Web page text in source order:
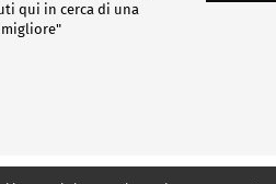
qui in cerca di una